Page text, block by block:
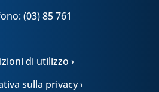
(03) 85 761
di utilizzo ›
sulla privacy ›